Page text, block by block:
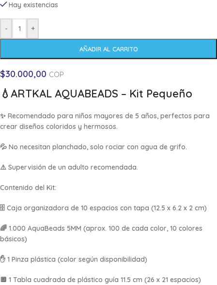
Hay existencias
- +
AÑADIR AL CARRITO
$30.000,00 COP
💧 ARTKAL AQUABEADS – Kit Pequeño
✨ Recomendado para niños mayores de 5 años, perfectos para
crear diseños coloridos y hermosos.
💦 No necesitan planchado, solo rociar con agua de grifo.
⚠️ Supervisión de un adulto recomendada.
Contenido del Kit:
🗄️ Caja organizadora de 10 espacios con tapa (12.5 x 6.2 x 2 cm)
🌈 1.000 AquaBeads 5MM (aprox. 100 de cada color, 10 colores
básicos)
✋ 1 Pinza plástica (color según disponibilidad)
🔲 1 Tabla cuadrada de plástico guía 11.5 cm (26 x 21 espacios)